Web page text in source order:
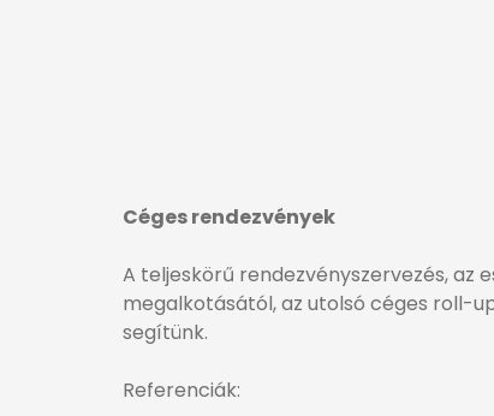
Céges rendezvények
A teljeskörű rendezvényszervezés, az
megalkotásától, az utolsó céges roll-
segítünk.
Referenciák: